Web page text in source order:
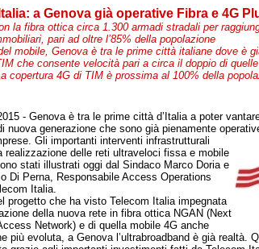
a Genova già operative Fibra e 4G
la fibra ottica circa 1.300 armadi stradali per
pari ad oltre l’85% della popolazione
mobile, Genova è tra le prime città italiane dove è
che consente velocità pari a circa il doppio di
copertura 4G di TIM è prossima al 100% della
- Genova è tra le prime città d’Italia a poter
nuova generazione che sono già pienamente
Gli importanti interventi infrastrutturali
realizzazione delle reti ultraveloci fissa e mobile
stati illustrati oggi dal Sindaco Marco Doria e
Di Perna, Responsabile Access Operations
Italia.
progetto che ha visto Telecom Italia impegnata
della nuova rete in fibra ottica NGAN (Next
Network) e di quella mobile 4G anche
più evoluta, a Genova l’ultrabroadband è già realtà.